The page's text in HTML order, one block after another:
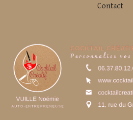
Contact